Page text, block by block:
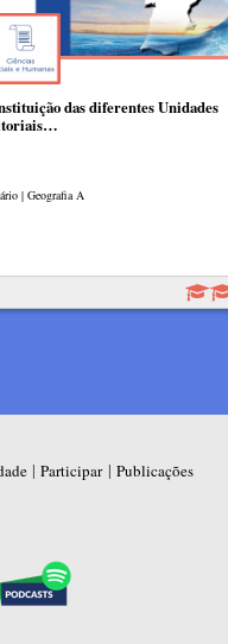
das diferentes Unidades
| Geografia A
| Participar| Publicações